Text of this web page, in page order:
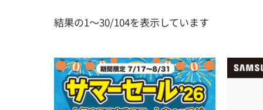
結果の1～30/104を表示しています